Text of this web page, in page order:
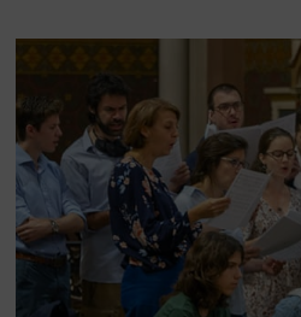
PHOTOS
CONCERT